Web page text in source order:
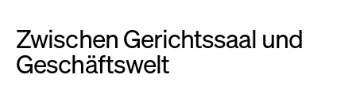
Zwischen Gerichtssaal und
Geschäftswelt